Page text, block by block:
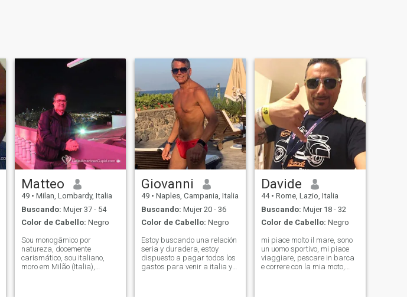
Matteo
49 • Milan, Lombardy, Italia
Buscando: Mujer 37 - 54
Color de Cabello: Negro
Sou monogâmico por
natureza, docemente
carismático, sou italiano,
moro em Milão (Italia),
Giovanni
49 • Naples, Campania, Italia
Buscando: Mujer 20 - 36
Color de Cabello: Negro
Estoy buscando una relación
seria y duradera, estoy
dispuesto a pagar todos los
gastos para venir a italia y
Davide
44 • Rome, Lazio, Italia
Buscando: Mujer 18 - 32
Color de Cabello: Negro
mi piace molto il mare, sono
un uomo sportivo, mi piace
viaggiare, pescare in barca
e correre con la mia moto,